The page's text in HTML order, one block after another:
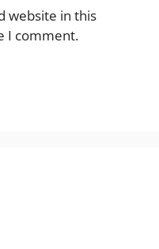
website in this
I comment.